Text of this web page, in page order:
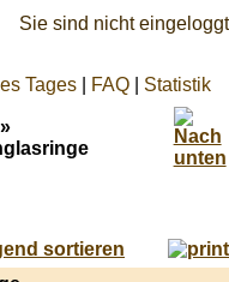
Sie sind nicht eingeloggt
Tages FAQ Statistik
»